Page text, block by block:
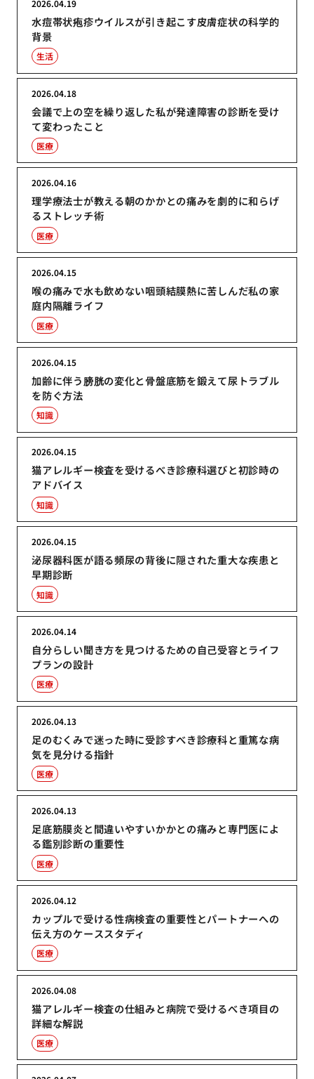
水痘帯状疱疹ウイルスが引き起こす皮膚症状の科学的
背景
2026.04.19
生活
会議で上の空を繰り返した私が発達障害の診断を受け
て変わったこと
2026.04.18
医療
理学療法士が教える朝のかかとの痛みを劇的に和らげ
るストレッチ術
2026.04.16
医療
喉の痛みで水も飲めない咽頭結膜熱に苦しんだ私の家
庭内隔離ライフ
2026.04.15
医療
加齢に伴う膀胱の変化と骨盤底筋を鍛えて尿トラブル
を防ぐ方法
2026.04.15
知識
猫アレルギー検査を受けるべき診療科選びと初診時の
アドバイス
2026.04.15
知識
泌尿器科医が語る頻尿の背後に隠された重大な疾患と
早期診断
2026.04.15
知識
自分らしい聞き方を見つけるための自己受容とライフ
プランの設計
2026.04.14
医療
足のむくみで迷った時に受診すべき診療科と重篤な病
気を見分ける指針
2026.04.13
医療
足底筋膜炎と間違いやすいかかとの痛みと専門医によ
る鑑別診断の重要性
2026.04.13
医療
カップルで受ける性病検査の重要性とパートナーへの
伝え方のケーススタディ
2026.04.12
医療
猫アレルギー検査の仕組みと病院で受けるべき項目の
詳細な解説
2026.04.08
医療